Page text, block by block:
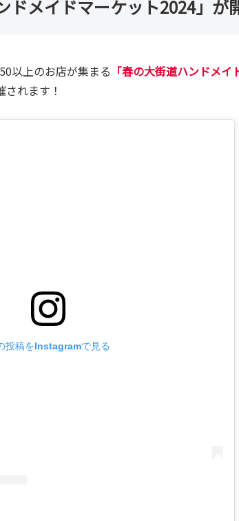
ドメイドマーケット2024」が
以上のお店が集まる 「春の大街道ハンドメイ
れます！
投稿をInstagramで見る